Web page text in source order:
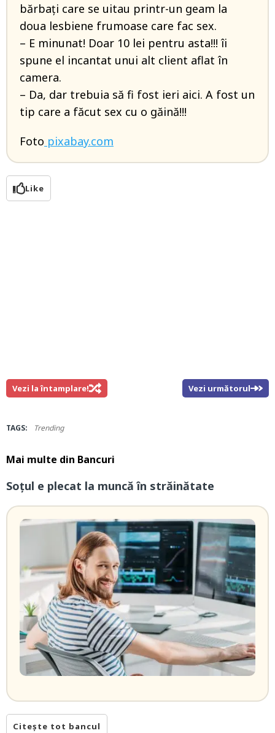
bărbați care se uitau printr-un geam la
doua lesbiene frumoase care fac sex.
– E minunat! Doar 10 lei pentru asta!!! îi
spune el incantat unui alt client aflat în
camera.
– Da, dar trebuia să fi fost ieri aici. A fost un
tip care a făcut sex cu o găină!!!
Foto pixabay.com
Like
Vezi la întamplare! Vezi următorul
TAGS: Trending
Mai multe din Bancuri
Soțul e plecat la muncă în străinătate
Citește tot bancul